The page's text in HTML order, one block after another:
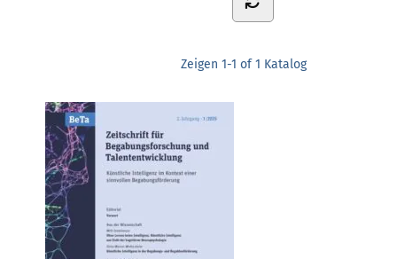
Zeigen 1-1 of 1 Katalog